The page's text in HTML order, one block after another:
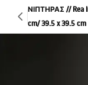
ΝΙΠΤΗΡΑΣ // Rea Ingrid 36 Transparent // Διάμετρος 45 cm Y: 12
cm/ 39.5 x 39.5 cm